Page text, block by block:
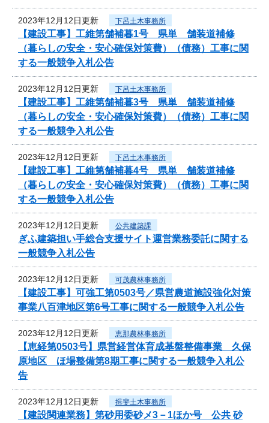
2023年12月12日更新 下呂土木事務所
【建設工事】工維第舗補暮1号 県単 舗装道補修
（暮らしの安全・安心確保対策費）（債務）工事に関
する一般競争入札公告
2023年12月12日更新 下呂土木事務所
【建設工事】工維第舗補暮3号 県単 舗装道補修
（暮らしの安全・安心確保対策費）（債務）工事に関
する一般競争入札公告
2023年12月12日更新 下呂土木事務所
【建設工事】工維第舗補暮4号 県単 舗装道補修
（暮らしの安全・安心確保対策費）（債務）工事に関
する一般競争入札公告
2023年12月12日更新 公共建築課
ぎふ建築担い手総合支援サイト運営業務委託に関する
一般競争入札公告
2023年12月12日更新 可茂農林事務所
【建設工事】可強工第0503号／県営農道施設強化対策
事業八百津地区第6号工事に関する一般競争入札公告
2023年12月12日更新 恵那農林事務所
【恵経第0503号】県営経営体育成基盤整備事業 久保
原地区 ほ場整備第8期工事に関する一般競争入札公
告
2023年12月12日更新 揖斐土木事務所
【建設関連業務】第砂用委砂メ3－1ほか号 公共 砂